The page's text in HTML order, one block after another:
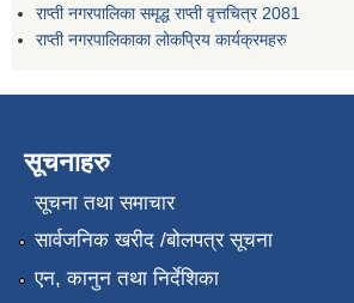
राप्ती नगरपालिका समृद्ध राप्ती वृत्तचित्र 2081
राप्ती नगरपालिकाका लोकप्रिय कार्यक्रमहरु
सूचनाहरु
सूचना तथा समाचार
सार्वजनिक खरीद /बोलपत्र सूचना
एन, कानुन तथा निर्देशिका